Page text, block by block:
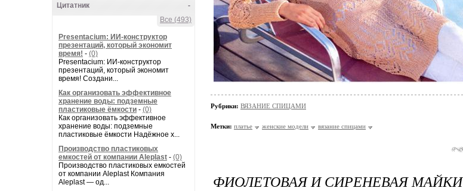
-
Цитатник
Все (493)
Presentacium: ИИ‑конструктор
презентаций, который экономит
время! - (0)
Presentacium: ИИ‑конструктор
презентаций, который экономит
время! Создани...
Как организовать эффективное
хранение воды: подземные
пластиковые ёмкости - (0)
Как организовать эффективное
хранение воды: подземные
пластиковые ёмкости Надёжное х...
Производство пластиковых
емкостей от компании Aleplast - (0)
Производство пластиковых емкостей
от компании Aleplast Компания
Aleplast — од...
Рубрики: ВЯЗАНИЕ СПИЦАМИ
Метки: платье женские модели вязание спицами
ФИОЛЕТОВАЯ И СИРЕНЕВАЯ МАЙКИ